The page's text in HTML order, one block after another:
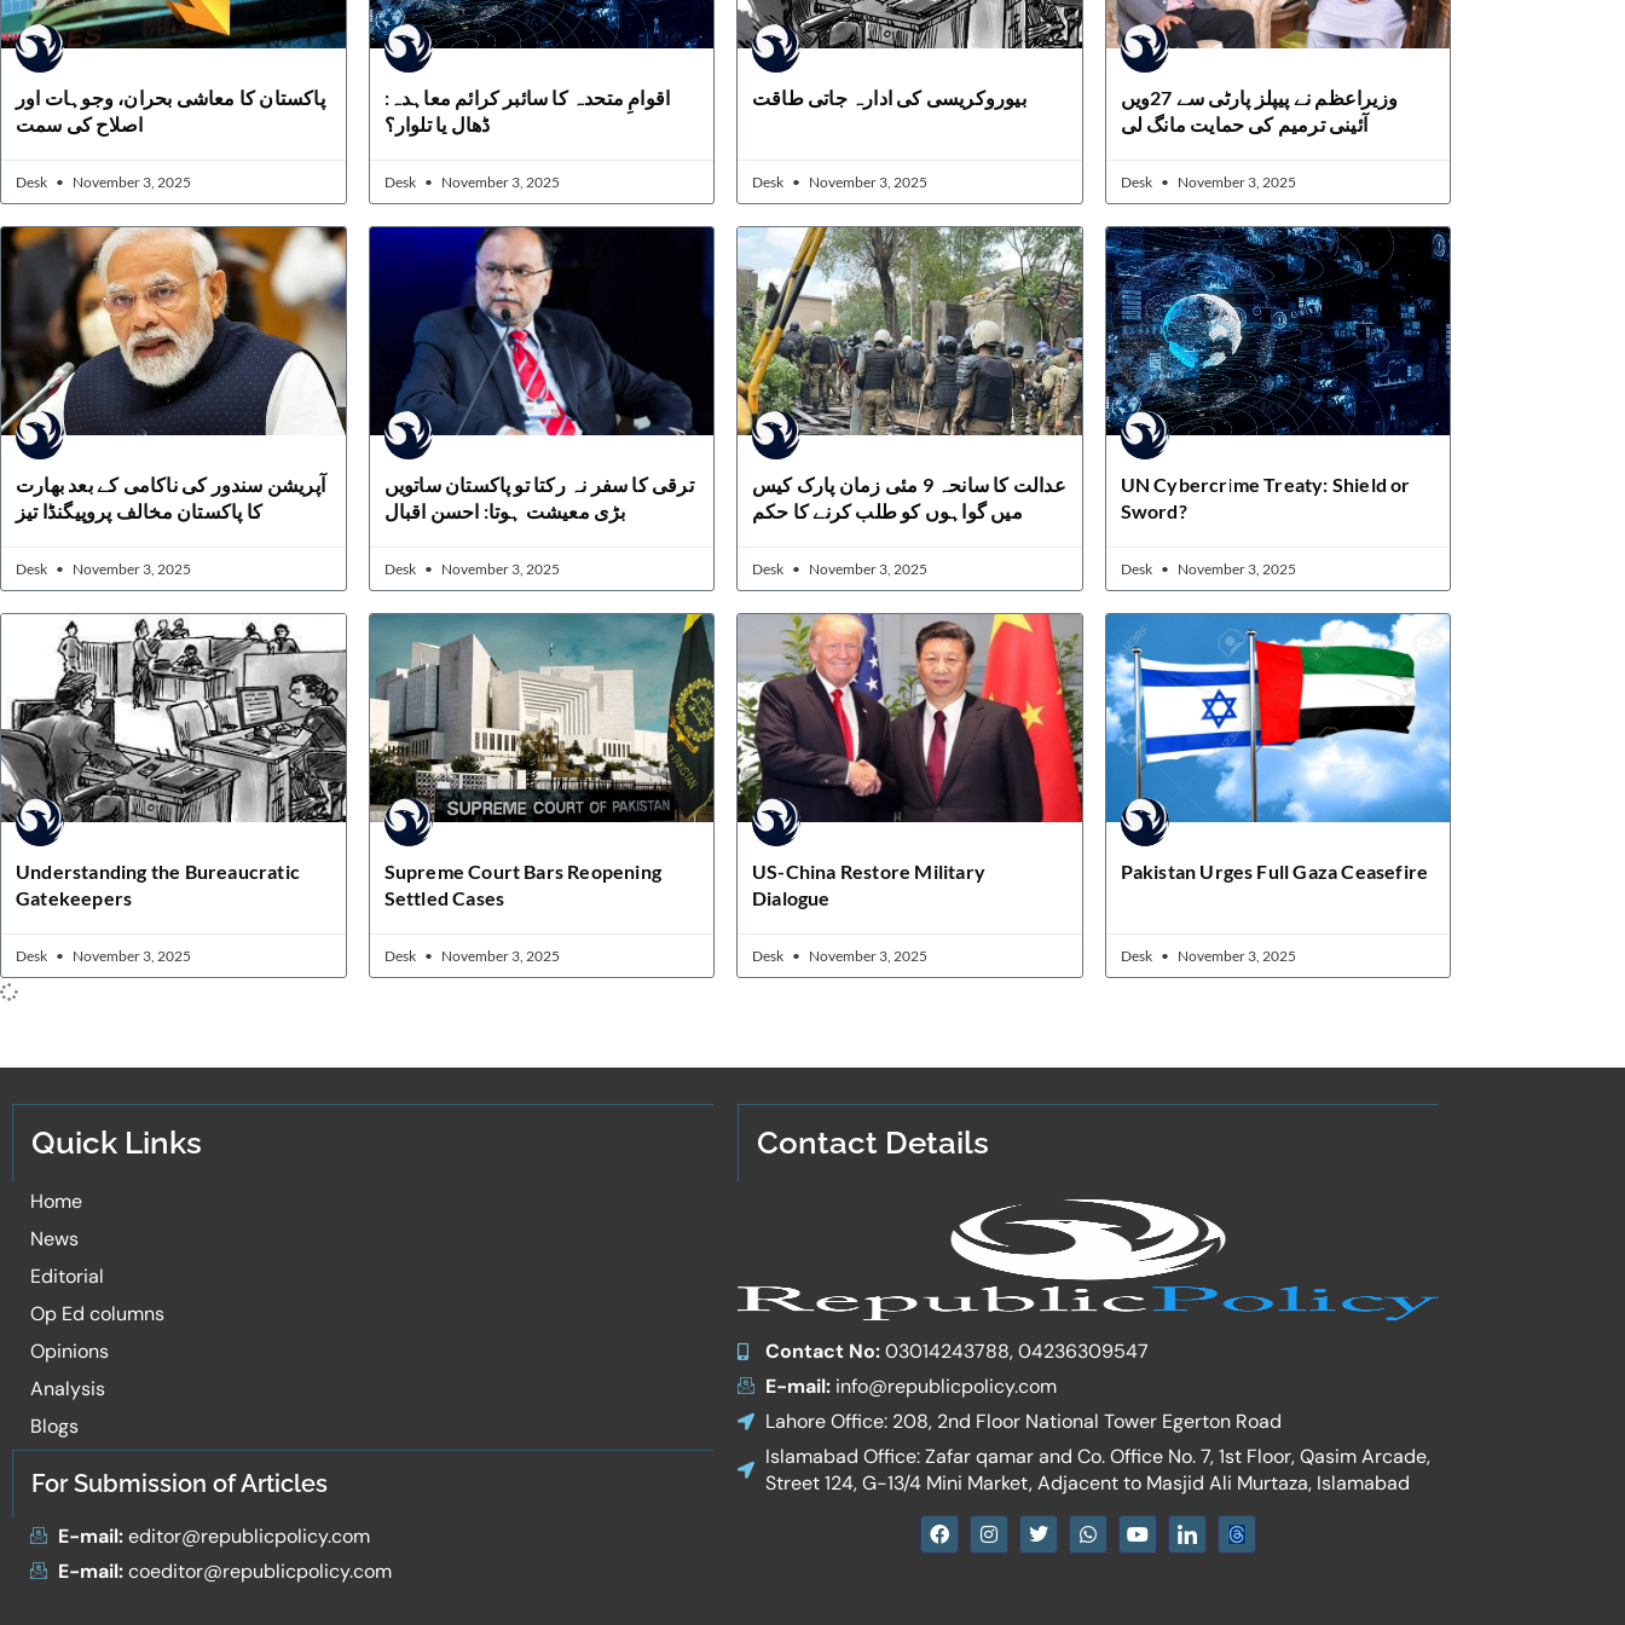
پاکستان کا معاشی بحران، وجوہات اور
اصلاح کی سمت
Desk November 3, 2025
اقوامِ متحدہ کا سائبر کرائم معاہدہ:
ڈھال یا تلوار؟
Desk November 3, 2025
بیوروکریسی کی ادارہ جاتی طاقت
Desk November 3, 2025
وزیراعظم نے پیپلز پارٹی سے 27ویں
آئینی ترمیم کی حمایت مانگ لی
Desk November 3, 2025
آپریشن سندور کی ناکامی کے بعد بھارت
کا پاکستان مخالف پروپیگنڈا تیز
Desk November 3, 2025
ترقی کا سفر نہ رکتا تو پاکستان ساتویں
بڑی معیشت ہوتا: احسن اقبال
Desk November 3, 2025
عدالت کا سانحہ 9 مئی زمان پارک کیس
میں گواہوں کو طلب کرنے کا حکم
Desk November 3, 2025
UN Cybercrime Treaty: Shield or
Sword?
Desk November 3, 2025
Understanding the Bureaucratic
Gatekeepers
Desk November 3, 2025
Supreme Court Bars Reopening
Settled Cases
Desk November 3, 2025
US-China Restore Military
Dialogue
Desk November 3, 2025
Pakistan Urges Full Gaza Ceasefire
Desk November 3, 2025
Quick Links
Home
News
Editorial
Op Ed columns
Opinions
Analysis
Blogs
For Submission of Articles
E-mail:editor@republicpolicy.com
E-mail:coeditor@republicpolicy.com
Contact Details
Contact No:03014243788, 04236309547
E-mail:info@republicpolicy.com
Lahore Office: 208, 2nd Floor National Tower Egerton Road
Islamabad Office: Zafar qamar and Co. Office No. 7, 1st Floor, Qasim Arcade,
Street 124, G-13/4 Mini Market, Adjacent to Masjid Ali Murtaza, Islamabad
F
a
I
n
T
w
W
h
Y
o
I
c